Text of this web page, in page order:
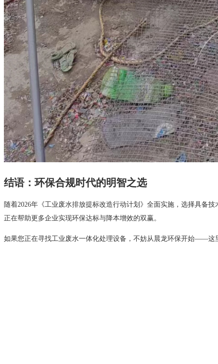
结语：环保合规时代的明智之选
随着2026年《工业废水排放提标改造行动计划》全面实施，选择具备
正在帮助更多企业实现环保达标与降本增效的双赢。
如果您正在寻找工业废水一体化处理设备，不妨从晨龙环保开始——这